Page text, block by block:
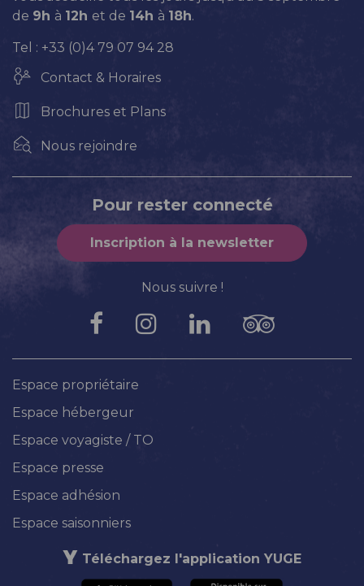
de 9h à 12h et de 14h à 18h.
Tel : +33 (0)4 79 07 94 28
Contact & Horaires
Brochures et Plans
Nous rejoindre
Pour rester connecté
Inscription à la newsletter
Nous suivre !
Espace propriétaire
Espace hébergeur
Espace voyagiste / TO
Espace presse
Espace adhésion
Espace saisonniers
Téléchargez l'application YUGE